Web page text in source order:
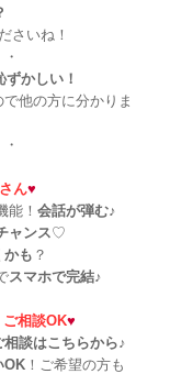
さいね！
かしい！
他の方に分かりま
ん♥
能！ 会話が弾む♪
ャンス♡
かも ？
スマホで完結♪
相談OK♥
談はこちらから♪
OK ！ご希望の方も